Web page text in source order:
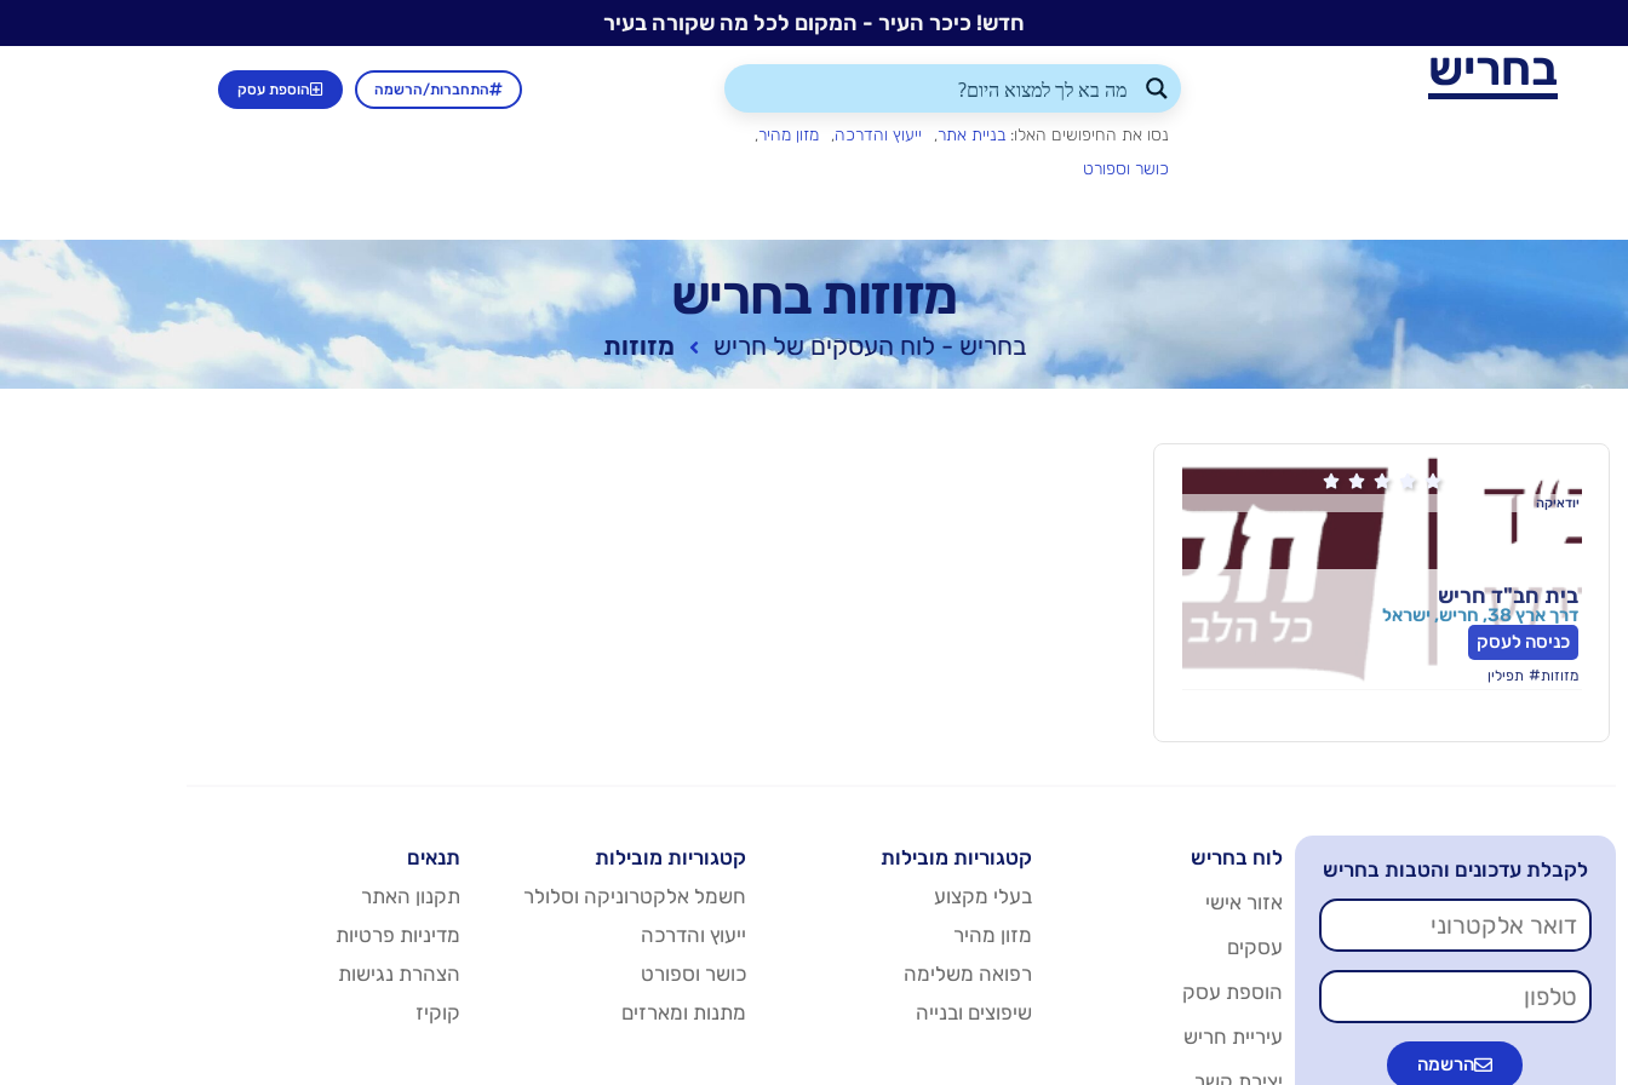
חדש! כיכר העיר - המקום לכל מה שקורה בעיר
בחריש
נסו את החיפושים האלו: בניית אתר ייעוץ והדרכה
מזון מהיר
כושר וספורט
התחברות/הרשמה הוספת עסק
מזוזות בחריש
בחריש - לוח העסקים של חריש מזוזות





יודאיקה
בית חב"ד חריש
דרך ארץ 38, חריש, ישראל
כניסה לעסק
מזוזות# תפילין
לקבלת עדכונים והטבות בחריש
הרשמה
לוח בחריש
אזור אישי
עסקים
הוספת עסק
עיריית חריש
קטגוריות מובילות
בעלי מקצוע
מזון מהיר
רפואה משלימה
שיפוצים ובנייה
קטגוריות מובילות
חשמל אלקטרוניקה וסלולר
ייעוץ והדרכה
כושר וספורט
מתנות ומארזים
תנאים
תקנון האתר
מדיניות פרטיות
הצהרת נגישות
קוקיז